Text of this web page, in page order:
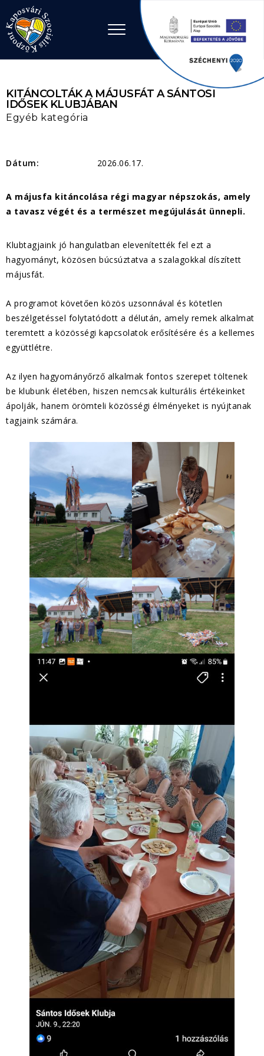
Ugrás a tartalomhoz
KITÁNCOLTÁK A MÁJUSFÁT A SÁNTOSI
IDŐSEK KLUBJÁBAN
Egyéb kategória
Dátum: 2026.06.17.
A májusfa kitáncolása régi magyar népszokás, amely
a tavasz végét és a természet megújulását ünnepli.
Klubtagjaink jó hangulatban elevenítették fel ezt a
hagyományt, közösen búcsúztatva a szalagokkal díszített
májusfát.
A programot követően közös uzsonnával és kötetlen
beszélgetéssel folytatódott a délután, amely remek alkalmat
teremtett a közösségi kapcsolatok erősítésére és a kellemes
együttlétre.
Az ilyen hagyományőrző alkalmak fontos szerepet töltenek
be klubunk életében, hiszen nemcsak kulturális értékeinket
ápolják, hanem örömteli közösségi élményeket is nyújtanak
tagjaink számára.